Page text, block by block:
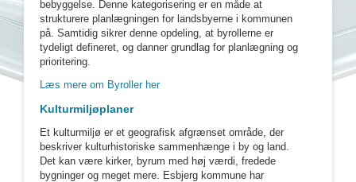
bebyggelse. Denne kategorisering er en måde at
strukturere planlægningen for landsbyerne i kommunen
på. Samtidig sikrer denne opdeling, at byrollerne er
tydeligt defineret, og danner grundlag for planlægning og
prioritering.
Læs mere om Byroller her
Kulturmiljøplaner
Et kulturmiljø er et geografisk afgrænset område, der
beskriver kulturhistoriske sammenhænge i by og land.
Det kan være kirker, byrum med høj værdi, fredede
bygninger og meget mere. Esbjerg kommune har